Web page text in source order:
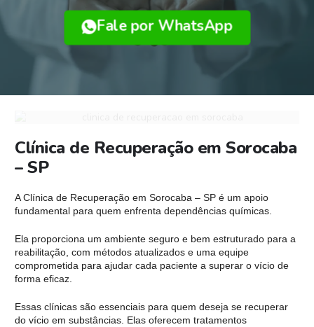
Fale por WhatsApp
Clínica de Recuperação em Sorocaba
– SP
A Clínica de Recuperação em Sorocaba – SP é um apoio
fundamental para quem enfrenta dependências químicas.
Ela proporciona um ambiente seguro e bem estruturado para a
reabilitação, com métodos atualizados e uma equipe
comprometida para ajudar cada paciente a superar o vício de
forma eficaz.
Essas clínicas são essenciais para quem deseja se recuperar
do vício em substâncias. Elas oferecem tratamentos